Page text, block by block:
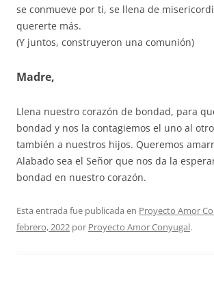
se conmueve por ti, se llena de
quererte más.
(Y juntos, construyeron una comunión)
Madre,
Llena nuestro corazón de bondad, para
bondad y nos la contagiemos el uno al
también a nuestros hijos. Queremos
Alabado sea el Señor que nos da la
bondad en nuestro corazón.
Esta entrada fue publicada en Proyecto Amor
febrero, 2022 por Proyecto Amor Conyugal.